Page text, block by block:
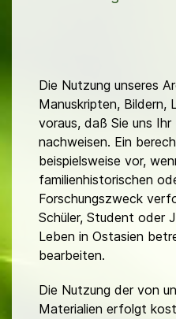
Die Nutzung unseres
Manuskripten, Bildern,
voraus, daß Sie uns
nachweisen. Ein
beispielsweise vor,
familienhistorischen
Forschungszweck
Schüler, Student oder
Leben in Ostasien
bearbeiten.
Die Nutzung der von
Materialien erfolgt